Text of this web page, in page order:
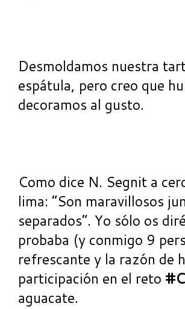
Desmoldamos nuestra
espátula, pero creo que
decoramos al gusto.
Como dice N. Segnit a
lima: “Son maravillosos
separados”. Yo sólo os
probaba (y conmigo 9
refrescante y la razón de
participación en el reto
aguacate.